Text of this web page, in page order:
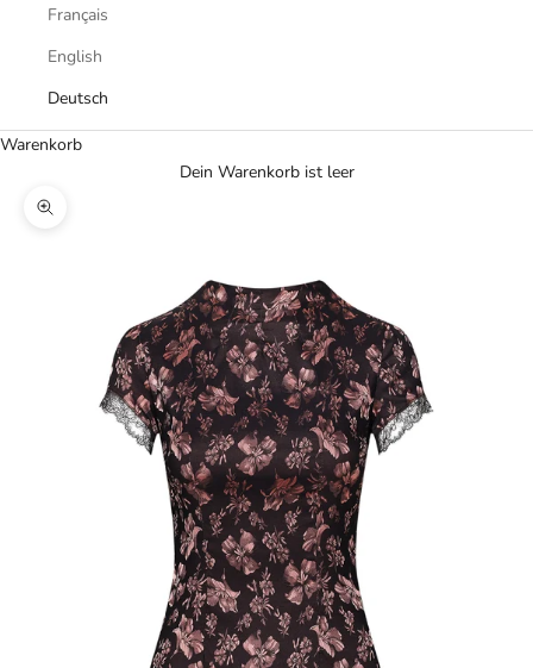
Français
English
Deutsch
Warenkorb
Dein Warenkorb ist leer
Bild vergrößern